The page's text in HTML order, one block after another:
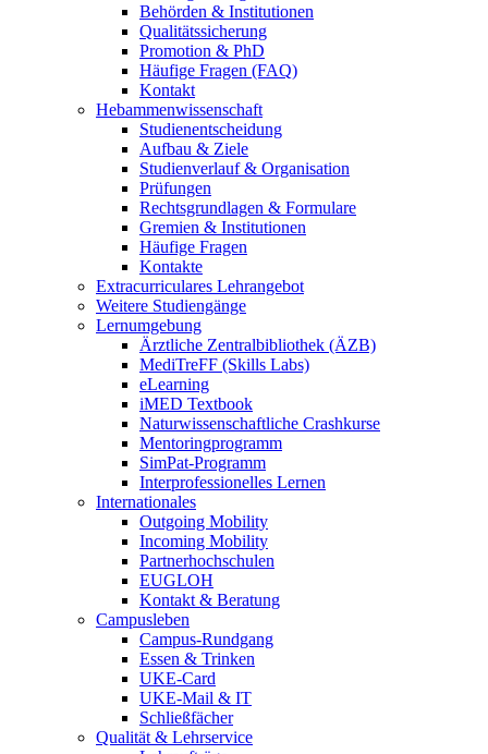
Behörden & Institutionen
Qualitätssicherung
Promotion & PhD
Häufige Fragen (FAQ)
Kontakt
Hebammenwissenschaft
Studienentscheidung
Aufbau & Ziele
Studienverlauf & Organisation
Prüfungen
Rechtsgrundlagen & Formulare
Gremien & Institutionen
Häufige Fragen
Kontakte
Extracurriculares Lehrangebot
Weitere Studiengänge
Lernumgebung
Ärztliche Zentralbibliothek (ÄZB)
MediTreFF (Skills Labs)
eLearning
iMED Textbook
Naturwissenschaftliche Crashkurse
Mentoringprogramm
SimPat-Programm
Interprofessionelles Lernen
Internationales
Outgoing Mobility
Incoming Mobility
Partnerhochschulen
EUGLOH
Kontakt & Beratung
Campusleben
Campus-Rundgang
Essen & Trinken
UKE-Card
UKE-Mail & IT
Schließfächer
Qualität & Lehrservice